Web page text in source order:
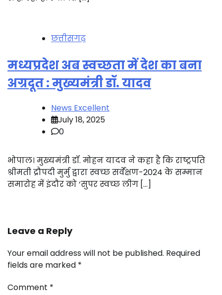
छत्तीसगढ़
मध्यप्रदेश अब स्वच्छता में देश का बना
अग्रदूत : मुख्यमंत्री डॉ. यादव
News Excellent
July 18, 2025
0
भोपाल। मुख्यमंत्री डॉ. मोहन यादव ने कहा है कि राष्ट्रपति
श्रीमती द्रौपदी मुर्मु द्वारा स्वच्छ सर्वेक्षण-2024 के सम्मान
समारोह में इंदौर को ‘सुपर स्वच्छ लीग […]
Leave a Reply
Your email address will not be published. Required
fields are marked *
Comment *